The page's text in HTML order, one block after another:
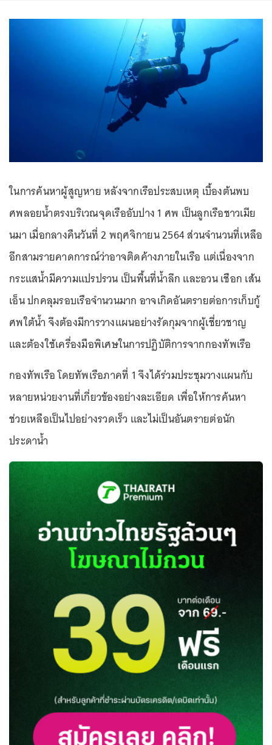
ในการค้นหาผู้สูญหาย หลังจากเรือประสบเหตุ เบื้องต้นพบ
ศพลอยน้ำตรงบริเวณจุดเรืออับปาง 1 ศพ เป็นลูกเรือชาวเมีย
นมา เมื่อกลางคืนวันที่ 2 พฤศจิกายน 2564 ส่วนจำนวนที่เหลือ
อีกสามรายคาดการณ์ว่าอาจติดค้างภายในเรือ แต่เนื่องจาก
กระแสน้ำมีความแปรปรวน เป็นพื้นที่น้ำลึก และอวน เชือก เส้น
เอ็น ปกคลุมรอบเรือจำนวนมาก อาจเกิดอันตรายต่อการเก็บกู้
ศพใต้น้ำ จึงต้องมีการวางแผนอย่างรัดกุมจากผู้เชี่ยวชาญ
และต้องใช้เครื่องมือพิเศษในการปฏิบัติการจากกองทัพเรือ
กองทัพเรือ โดยทัพเรือภาคที่ 1 จึงได้ร่วมประชุมวางแผนกับ
หลายหน่วยงานที่เกี่ยวข้องอย่างละเอียด เพื่อให้การค้นหา
ช่วยเหลือเป็นไปอย่างรวดเร็ว และไม่เป็นอันตรายต่อนัก
ประดาน้ำ